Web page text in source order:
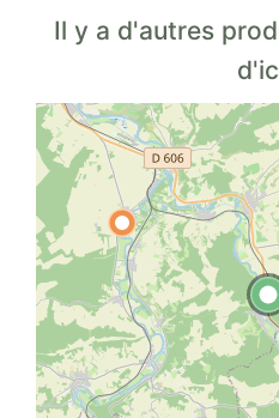
Il y a d'autres